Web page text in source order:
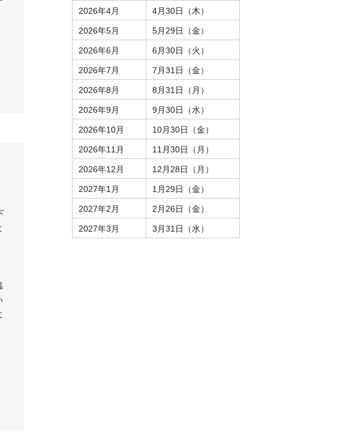
2026年4月 4月30日（木）
2026年5月 5月29日（金）
2026年6月 6月30日（火）
2026年7月 7月31日（金）
2026年8月 8月31日（月）
2026年9月 9月30日（水）
2026年10月 10月30日（金）
2026年11月 11月30日（月）
2026年12月 12月28日（月）
2027年1月 1月29日（金）
2027年2月 2月26日（金）
2027年3月 3月31日（水）